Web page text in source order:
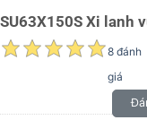
SU63X150S Xi lanh
8 đánh
giá